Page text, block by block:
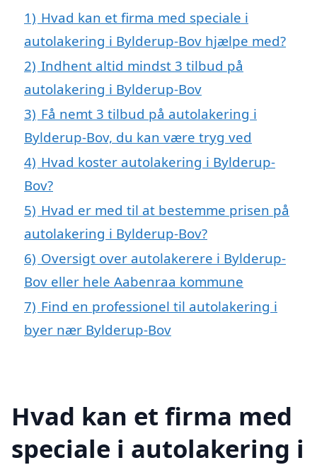
1) Hvad kan et firma med speciale i
autolakering i Bylderup-Bov hjælpe med?
2) Indhent altid mindst 3 tilbud på
autolakering i Bylderup-Bov
3) Få nemt 3 tilbud på autolakering i
Bylderup-Bov, du kan være tryg ved
4) Hvad koster autolakering i Bylderup-
Bov?
5) Hvad er med til at bestemme prisen på
autolakering i Bylderup-Bov?
6) Oversigt over autolakerere i Bylderup-
Bov eller hele Aabenraa kommune
7) Find en professionel til autolakering i
byer nær Bylderup-Bov
Hvad kan et firma med
speciale i autolakering i